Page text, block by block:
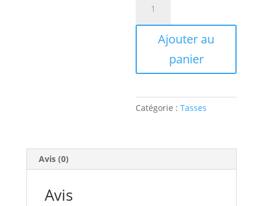
Tasse
Ajouter au
panier
Catégorie :Tasses
Avis (0)
Avis